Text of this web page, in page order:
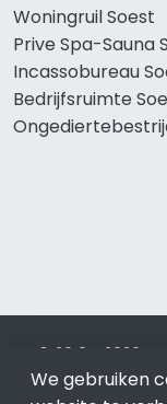
Woningruil Soest
Prive Spa-Sauna
Incassobureau
Bedrijfsruimte
© 2019 - 2026
Internet. Betaal
We gebruiken